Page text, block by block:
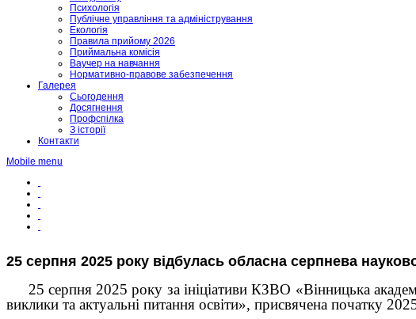
Психологія
Публічне управління та адміністрування
Екологія
Правила прийому 2026
Приймальна комісія
Ваучер на навчання
Нормативно-правове забезпечення
Галерея
Сьогодення
Досягнення
Профспілка
З історії
Контакти
Mobile menu
25 серпня 2025 року відбулась обласна серпнева
25 серпня 2025 року за ініціативи КЗВО «Вінницька
виклики та актуальні питання освіти», присвячена початку